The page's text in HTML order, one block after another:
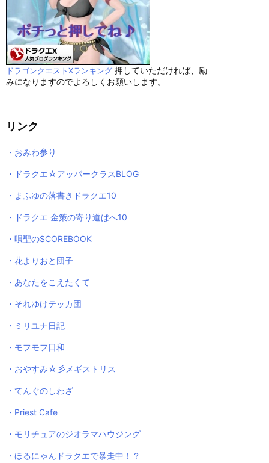
ドラゴンクエストXランキング 押していただければ、励
みになりますのでよろしくお願いします。
リンク
・おみわ参り
・ドラクエ☆アッパークラスBLOG
・まふゆの落書きドラクエ10
・ドラクエ 金策の寄り道ぱへ10
・唄聖のSCOREBOOK
・花よりおと団子
・あなたをこえたくて
・それゆけテッカ団
・ミリユナ日記
・モフモフ日和
・おやすみ☆彡メギストリス
・てんぐのしわざ
・Priest Cafe
・モリチュアのジオラマハウジング
・ほるにゃんドラクエで暴走中！？